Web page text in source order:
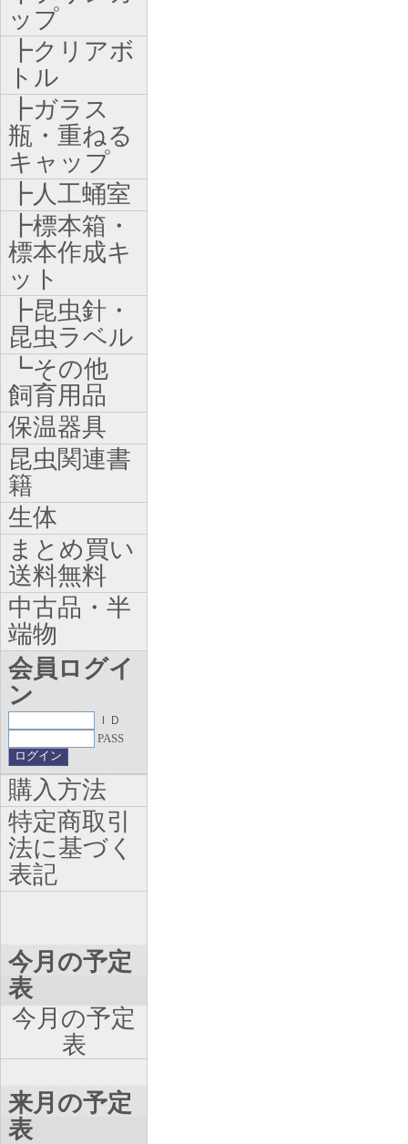
ップ
┣クリアボ
トル
┣ガラス
瓶・重ねる
キャップ
┣人工蛹室
┣標本箱・
標本作成キ
ット
┣昆虫針・
昆虫ラベル
┗その他
飼育用品
保温器具
昆虫関連書
籍
生体
まとめ買い
送料無料
中古品・半
端物
会員ログイ
ン
ＩＤ
PASS
購入方法
特定商取引
法に基づく
表記
今月の予定
表
今月の予定
表
来月の予定
表